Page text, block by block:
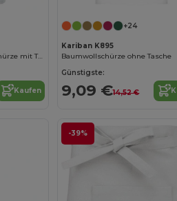
100% Baumwolllätzchenschürze mit Tasche
Kaufen
+24
Kariban K895
Baumwollschürze ohne Tasche
Günstigste:
9,09 €14,52 €
-39%